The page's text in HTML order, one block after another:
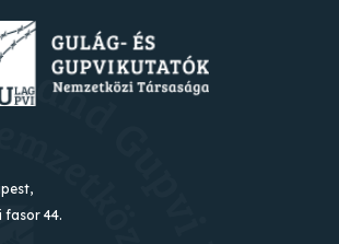
fasor 44.